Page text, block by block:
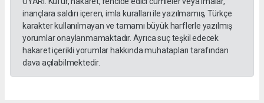
inançlara saldırı içeren, imla kuralları ile yazılmamış, Türkçe
karakter kullanılmayan ve tamamı büyük harflerle yazılmış
yorumlar onaylanmamaktadır. Ayrıca suç teşkil edecek
hakaret içerikli yorumlar hakkında muhatapları tarafından
dava açılabilmektedir.